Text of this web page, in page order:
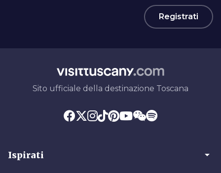
Registrati
Sito ufficiale della destinazione Toscana
Ispirati arrow_drop_down